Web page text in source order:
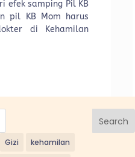
efek samping Pil KB
pil KB Mom harus
di Kehamilan
Search
Gizi kehamilan